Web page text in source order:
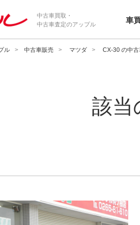
中古車買取・
中古車査定のアップル
車
ル 中古車販売 マツダ CX-30 の中
該当